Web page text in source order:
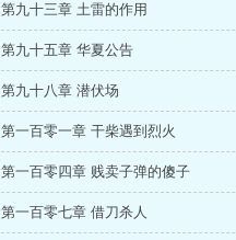
第九十三章 土雷的作用
第九十五章 华夏公告
第九十八章 潜伏场
第一百零一章 干柴遇到烈火
第一百零四章 贱卖子弹的傻子
第一百零七章 借刀杀人